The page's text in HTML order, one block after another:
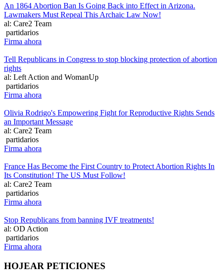
An 1864 Abortion Ban Is Going Back into Effect in Arizona.
Lawmakers Must Repeal This Archaic Law Now!
al: Care2 Team
partidarios
Firma ahora
Tell Republicans in Congress to stop blocking protection of abortion
rights
al: Left Action and WomanUp
partidarios
Firma ahora
Olivia Rodrigo's Empowering Fight for Reproductive Rights Sends
an Important Message
al: Care2 Team
partidarios
Firma ahora
France Has Become the First Country to Protect Abortion Rights In
Its Constitution! The US Must Follow!
al: Care2 Team
partidarios
Firma ahora
Stop Republicans from banning IVF treatments!
al: OD Action
partidarios
Firma ahora
HOJEAR PETICIONES